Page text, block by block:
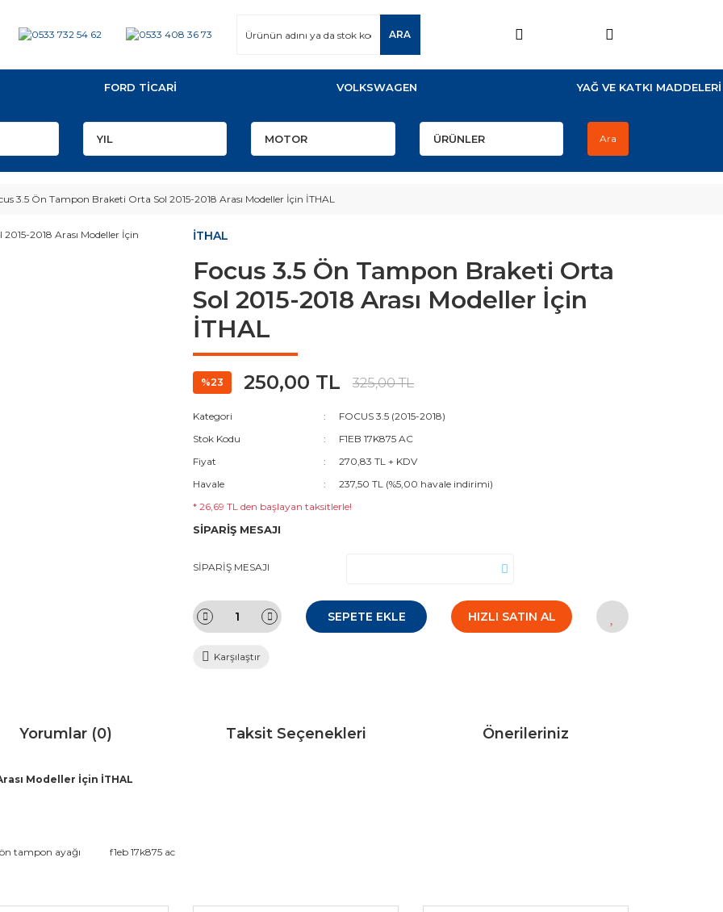
ARA
FORD TİCARİ VOLKSWAGEN YAĞ VE KATKI MADDELERİ
Ara
3.5 Ön Tampon Braketi Orta Sol 2015-2018 Arası Modeller İçin İTHAL
İTHAL
Focus 3.5 Ön Tampon Braketi Orta
Sol 2015-2018 Arası Modeller İçin
İTHAL
%23 250,00 TL 325,00 TL
Kategori
FOCUS 3.5 (2015-2018)
Stok Kodu
F1EB 17K875 AC
Fiyat
270,83 TL + KDV
Havale
237,50 TL (%5,00 havale indirimi)
* 26,69 TL den başlayan taksitlerle!
SİPARİŞ MESAJI
SİPARİŞ MESAJI
SEPETE EKLE HIZLI SATIN AL
Karşılaştır
Yorumlar (0) Taksit Seçenekleri Önerileriniz
Modeller İçin İTHAL
diğer konularda yetersiz gördüğünüz noktaları öneri formunu kullanarak tarafımıza iletebilirsiniz.
tampon ayağı f1eb 17k875 ac